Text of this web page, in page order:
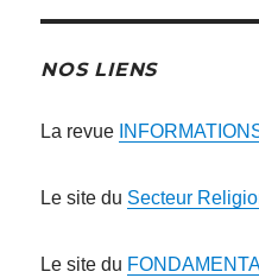
NOS LIENS
La revue
Le site du Secteur
Le site du